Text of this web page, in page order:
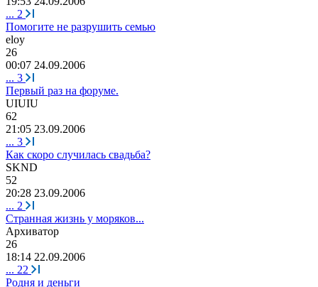
... 2
Помогите не разрушить семью
eloy
26
00:07 24.09.2006
... 3
Первый раз на форуме.
UIUIU
62
21:05 23.09.2006
... 3
Как скоро случилась свадьба?
SKND
52
20:28 23.09.2006
... 2
Странная жизнь у моряков...
Архиватор
26
18:14 22.09.2006
... 22
Родня и деньги